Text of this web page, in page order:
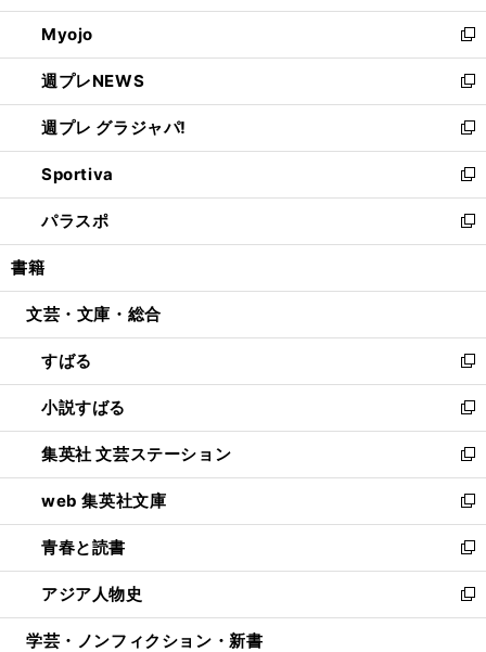
開
く
ウ
で
開
く
ン
ド
ウ
で
開
く
ウ
ィ
ン
ド
ウ
で
開
く
Myojo
新
し
い
ウ
ィ
ン
ド
ウ
で
開
週プレNEWS
新
し
い
ウ
ィ
ン
ド
ウ
開
週プレ グラジャパ!
新
し
い
ウ
ィ
ン
ウ
開
く
Sportiva
新
し
い
ウ
ン
ウ
で
開
く
パラスポ
新
し
ウ
ン
ド
ウ
で
開
く
書籍
文芸・文庫・総合
すばる
新
し
い
ウ
ィ
ン
ド
ウ
で
開
く
小説すばる
新
し
い
ウ
ィ
ン
ド
ウ
で
開
集英社 文芸ステーション
新
し
い
ウ
ィ
ン
ド
ウ
web 集英社文庫
新
し
い
ウ
ィ
ン
青春と読書
新
し
い
ウ
アジア人物史
新
し
学芸・ノンフィクション・新書